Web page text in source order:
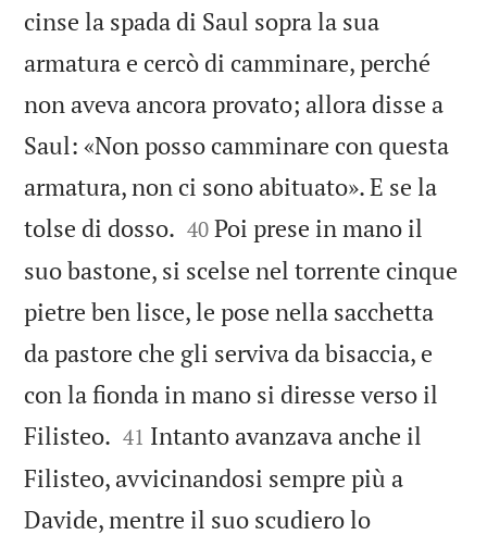
cinse la spada di Saul sopra la sua
armatura e cercò di camminare, perché
non aveva ancora provato; allora disse a
Saul: «Non posso camminare con questa
armatura, non ci sono abituato». E se la
tolse di dosso. 

40 Poi prese in mano il
suo bastone, si scelse nel torrente cinque
pietre ben lisce, le pose nella sacchetta
da pastore che gli serviva da bisaccia, e
con la fionda in mano si diresse verso il
Filisteo. 

41 Intanto avanzava anche il
Filisteo, avvicinandosi sempre più a
Davide, mentre il suo scudiero lo